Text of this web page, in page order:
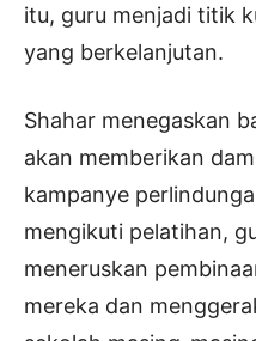
itu, guru menjadi titik
yang berkelanjutan.
Shahar menegaskan
akan memberikan
kampanye
mengikuti pelatihan,
meneruskan
mereka dan